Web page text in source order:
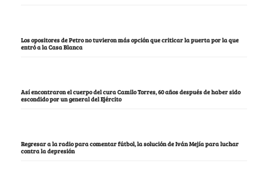
Los opositores de Petro no tuvieron más opción que criticar la puerta por la que
entró a la Casa Blanca
Así encontraron el cuerpo del cura Camilo Torres, 60 años después de haber sido
escondido por un general del Ejército
Regresar a la radio para comentar fútbol, la solución de Iván Mejía para luchar
contra la depresión